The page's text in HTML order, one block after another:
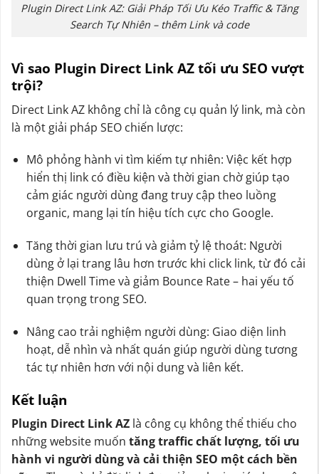
Plugin Direct Link AZ: Giải Pháp Tối Ưu Kéo Traffic & Tăng
Search Tự Nhiên – thêm Link và code
Vì sao Plugin Direct Link AZ tối ưu SEO vượt
trội?
Direct Link AZ không chỉ là công cụ quản lý link, mà còn
là một giải pháp SEO chiến lược:
Mô phỏng hành vi tìm kiếm tự nhiên: Việc kết hợp
hiển thị link có điều kiện và thời gian chờ giúp tạo
cảm giác người dùng đang truy cập theo luồng
organic, mang lại tín hiệu tích cực cho Google.
Tăng thời gian lưu trú và giảm tỷ lệ thoát: Người
dùng ở lại trang lâu hơn trước khi click link, từ đó cải
thiện Dwell Time và giảm Bounce Rate – hai yếu tố
quan trọng trong SEO.
Nâng cao trải nghiệm người dùng: Giao diện linh
hoạt, dễ nhìn và nhất quán giúp người dùng tương
tác tự nhiên hơn với nội dung và liên kết.
Kết luận
Plugin Direct Link AZ là công cụ không thể thiếu cho
những website muốn tăng traffic chất lượng, tối ưu
hành vi người dùng và cải thiện SEO một cách bền